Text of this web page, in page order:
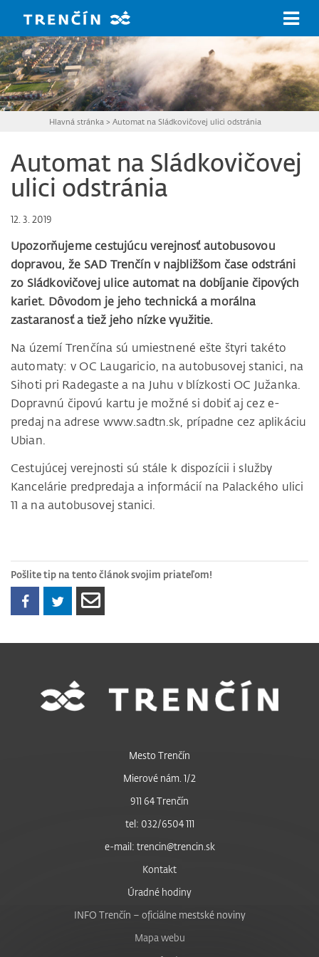
Hlavná stránka >Automat na Sládkovičovej ulici odstránia
Automat na Sládkovičovej
ulici odstránia
12. 3. 2019
Upozorňujeme cestujúcu verejnosť autobusovou
dopravou, že SAD Trenčín v najbližšom čase odstráni
zo Sládkovičovej ulice automat na dobíjanie čipových
kariet. Dôvodom je jeho technická a morálna
zastaranosť a tiež jeho nízke využitie.
Na území Trenčína sú umiestnené ešte štyri takéto
automaty: v OC Laugaricio, na autobusovej stanici, na
Sihoti pri Radegaste a na Juhu v blízkosti OC Južanka.
Dopravnú čipovú kartu je možné si dobiť aj cez e-
predaj na adrese www.sadtn.sk, prípadne cez aplikáciu
Ubian.
Cestujúcej verejnosti sú stále k dispozícii i služby
Kancelárie predpredaja a informácií na Palackého ulici
11 a na autobusovej stanici.
Pošlite tip na tento článok svojim priateľom!
Mesto Trenčín
Mierové nám. 1/2
911 64 Trenčín
tel: 032/6504 111
e-mail: trencin@trencin.sk
Kontakt
Úradné hodiny
INFO Trenčín – oficiálne mestské noviny
Mapa webu